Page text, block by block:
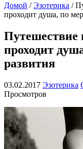
Домой / Эзотерика /
проходит душа, по
Путешествие
проходит
развития
03.02.2017 Эзотерика
Просмотров